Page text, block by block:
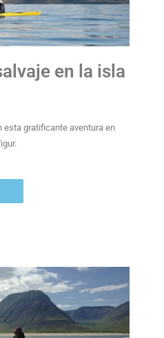
en la isla
esta gratificante aventura en